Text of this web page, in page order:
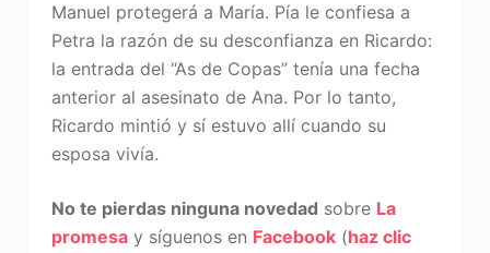
Manuel protegerá a María. Pía le confiesa a
Petra la razón de su desconfianza en Ricardo:
la entrada del “As de Copas” tenía una fecha
anterior al asesinato de Ana. Por lo tanto,
Ricardo mintió y sí estuvo allí cuando su
esposa vivía.
No te pierdas ninguna novedad sobre La
promesay síguenos en Facebook(haz clic